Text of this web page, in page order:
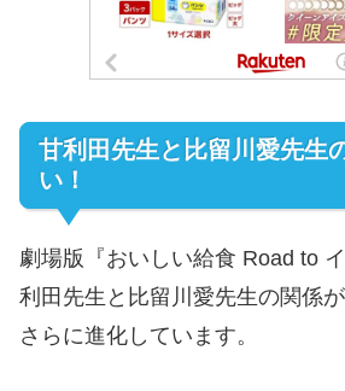
甘利田先生と比留川愛先生
い！
劇場版『おいしい給食 Road to
利田先生と比留川愛先生の関係
さらに進化しています。